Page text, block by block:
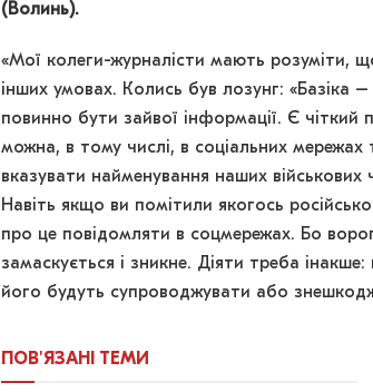
(Волинь).
«Мої колеги-журналісти мають розуміти,
інших умовах. Колись був лозунг: «Базіка
повинно бути зайвої інформації. Є
можна, в тому числі, в соціальних
вказувати найменування наших
Навіть якщо ви помітили якогось
про це повідомляти в соцмережах. Бо
замаскується і зникне. Діяти треба
його будуть супроводжувати або
ПОВ'ЯЗАНІ ТЕМИ